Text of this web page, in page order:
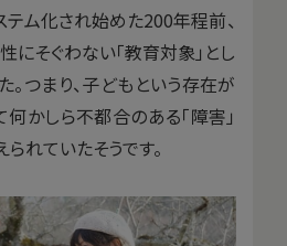
テム化され始めた200年程前、
そぐわない「教育対象」とし
つまり、子どもという存在が
かしら不都合のある「障害」
れていたそうです。